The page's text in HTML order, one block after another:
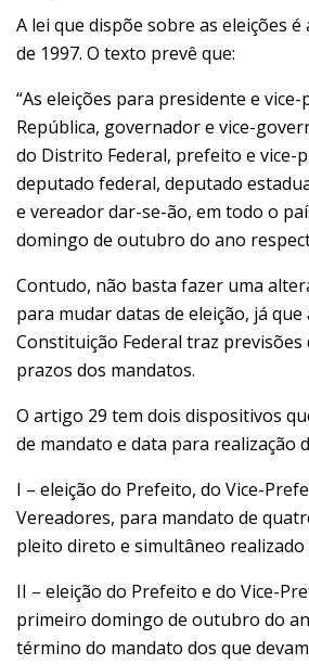
A lei que dispõe sobre as eleições é
de 1997. O texto prevê que:
“As eleições para presidente e
República, governador e vice-
do Distrito Federal, prefeito e vice-
deputado federal, deputado
e vereador dar-se-ão, em todo o
domingo de outubro do ano
Contudo, não basta fazer uma
para mudar datas de eleição, já
Constituição Federal traz previsões
prazos dos mandatos.
O artigo 29 tem dois dispositivos
de mandato e data para realização
I – eleição do Prefeito, do Vice-
Vereadores, para mandato de
pleito direto e simultâneo realizado
II – eleição do Prefeito e do Vice-
primeiro domingo de outubro do
término do mandato dos que